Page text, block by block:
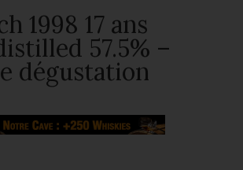
1998 17 ans
57.5% –
dégustation